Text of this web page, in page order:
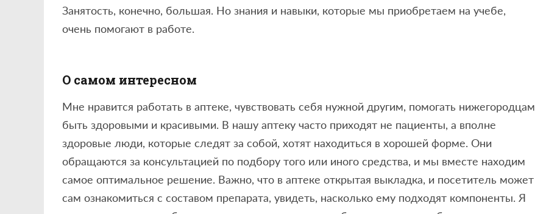
Занятость, конечно, большая. Но знания и навыки, которые мы приобретаем на учебе,
очень помогают в работе.
О самом интересном
Мне нравится работать в аптеке, чувствовать себя нужной другим, помогать нижегородцам
быть здоровыми и красивыми. В нашу аптеку часто приходят не пациенты, а вполне
здоровые люди, которые следят за собой, хотят находиться в хорошей форме. Они
обращаются за консультацией по подбору того или иного средства, и мы вместе находим
самое оптимальное решение. Важно, что в аптеке открытая выкладка, и посетитель может
сам ознакомиться с составом препарата, увидеть, насколько ему подходят компоненты. Я